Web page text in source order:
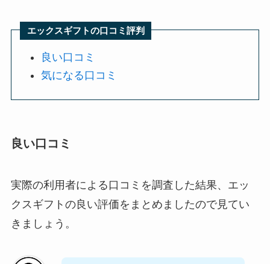
エックスギフトの口コミ評判
良い口コミ
気になる口コミ
良い口コミ
実際の利用者による口コミを調査した結果、エッ
クスギフトの良い評価をまとめましたので見てい
きましょう。